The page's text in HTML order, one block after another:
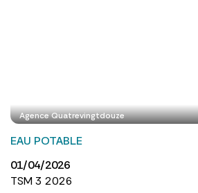
Agence Quatrevingtdouze
EAU POTABLE
01/04/2026
TSM 3 2026